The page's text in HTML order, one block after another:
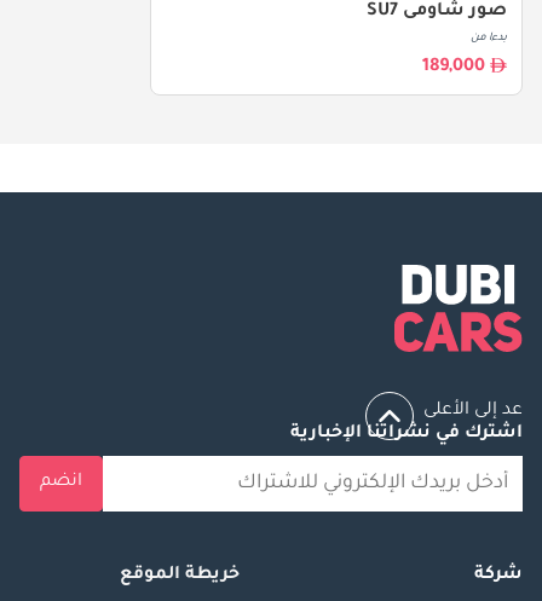
صور شاومى SU7
بدءا من
189,000
عد إلى الأعلى
اشترك في نشراتنا الإخبارية
انضم
شركة
خريطة الموقع